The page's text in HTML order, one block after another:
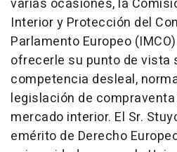
varias ocasiones, la
Interior y Protección del
Parlamento Europeo
ofrecerle su punto de vista
competencia desleal,
legislación de
mercado interior. El Sr.
emérito de Derecho